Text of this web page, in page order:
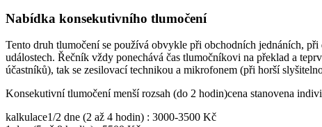
Nabídka konsekutivního tlumočení
Tento druh tlumočení se používá obvykle při obchodních jednáních,
událostech. Řečník vždy ponechává čas tlumočníkovi na překlad a
účastníků), tak se zesilovací technikou a mikrofonem (při horší
Konsekutivní tlumočení menší rozsah (do 2 hodin)cena stanovena
kalkulace1/2 dne (2 až 4 hodin) : 3000-3500 Kč